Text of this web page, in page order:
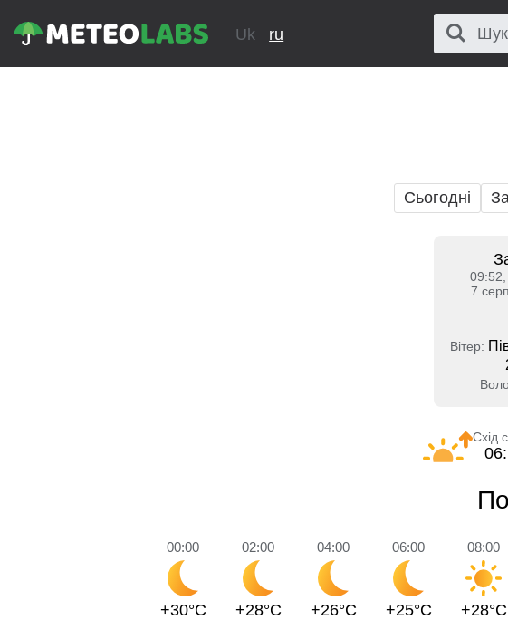
Uk ru
Сьогодні
09:52,
7
Вітер:
Схід
00:00
+30°C
02:00
+28°C
04:00
+26°C
06:00
+25°C
08:00
+28°C